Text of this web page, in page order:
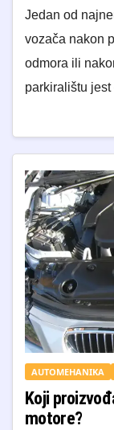
Jedan od
vozača nakon
odmora ili
parkiralištu
AUTOMEHANIKA
Koji
motore?